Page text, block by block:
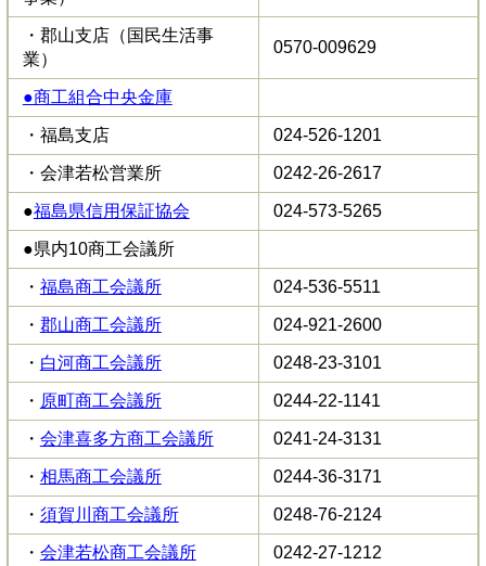
・郡山支店（国民生活事
業）
0570-009629
●商工組合中央金庫
・福島支店 024-526-1201
・会津若松営業所 0242-26-2617
●福島県信用保証協会 024-573-5265
●県内10商工会議所
・ 福島商工会議所 024-536-5511
・ 郡山商工会議所 024-921-2600
・ 白河商工会議所 0248-23-3101
・ 原町商工会議所 0244-22-1141
・ 会津喜多方商工会議所 0241-24-3131
・ 相馬商工会議所 0244-36-3171
・ 須賀川商工会議所 0248-76-2124
・ 会津若松商工会議所 0242-27-1212